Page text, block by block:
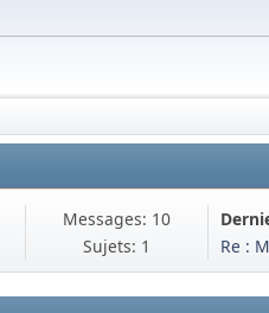
Messages: 10
Sujets: 1
Re :